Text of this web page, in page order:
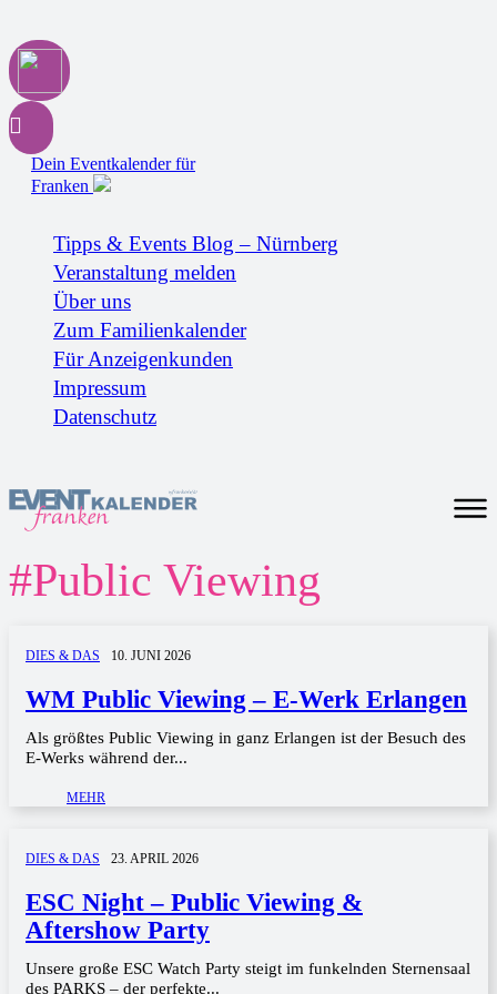
Dein Eventkalender für
Franken
Tipps & Events Blog – Nürnberg
Veranstaltung melden
Über uns
Zum Familienkalender
Für Anzeigenkunden
Impressum
Datenschutz
#Public Viewing
DIES & DAS 10. JUNI 2026
WM Public Viewing – E-Werk Erlangen
Als größtes Public Viewing in ganz Erlangen ist der Besuch des
E-Werks während der...
MEHR
DIES & DAS 23. APRIL 2026
ESC Night – Public Viewing &
Aftershow Party
Unsere große ESC Watch Party steigt im funkelnden Sternensaal
des PARKS – der perfekte...